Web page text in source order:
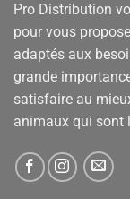
Pro Distribution
pour vous
adaptés aux
grande
satisfaire au
animaux qui sont